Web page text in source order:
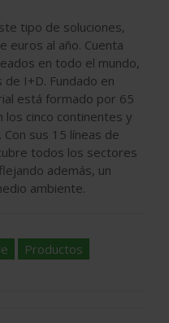
tipo de soluciones,
euros al año. Cuenta
en todo el mundo,
I+D. Fundado en
está formado por 65
los cinco continentes y
sus 15 líneas de
todos los sectores
además, un
ambiente.
Productos